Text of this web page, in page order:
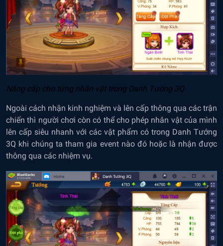
Nâng cấp cho từng nhân vật trong Danh Tướng 3Q
Ngoài cách nhận kinh nghiệm và lên cấp thông qua các trận
chiến thì người chơi còn có thể cho phép nhân vật của mình
lên cấp siêu nhanh với các vật phẩm có trong Danh Tướng
3Q khi chúng ta tham gia event nào đó hoặc là nhận được
thông qua các nhiệm vụ.